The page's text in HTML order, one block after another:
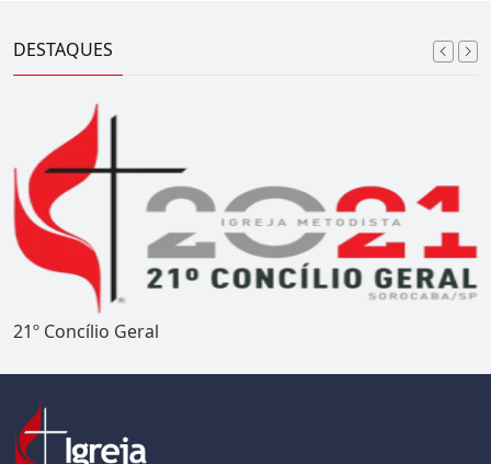
DESTAQUES
21º Concílio Geral